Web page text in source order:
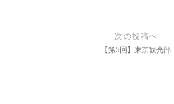
次の投稿へ
【第5回】東京観光部